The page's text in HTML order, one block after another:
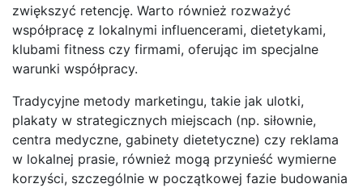
zwiększyć retencję. Warto również rozważyć
współpracę z lokalnymi influencerami, dietetykami,
klubami fitness czy firmami, oferując im specjalne
warunki współpracy.
Tradycyjne metody marketingu, takie jak ulotki,
plakaty w strategicznych miejscach (np. siłownie,
centra medyczne, gabinety dietetyczne) czy reklama
w lokalnej prasie, również mogą przynieść wymierne
korzyści, szczególnie w początkowej fazie budowania